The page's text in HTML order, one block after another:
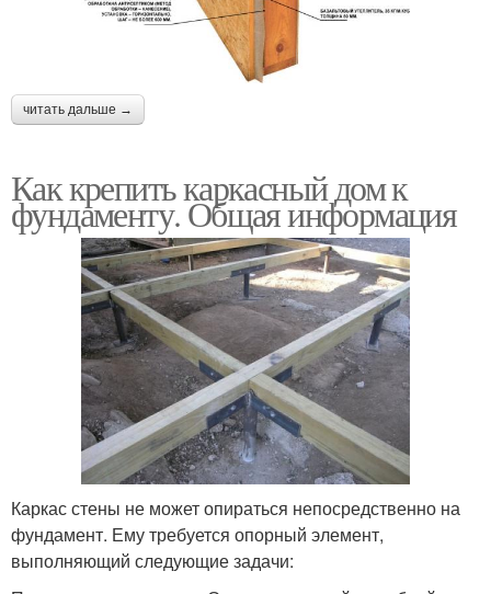
читать дальше →
Как крепить каркасный дом к
фундаменту. Общая информация
Каркас стены не может опираться непосредственно на
фундамент. Ему требуется опорный элемент,
выполняющий следующие задачи: